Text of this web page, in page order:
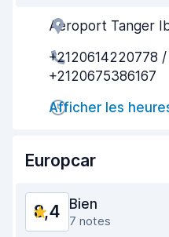
Agent serviable
Prise en charge rapide
État du véhicule
Aeroport Tanger
+2120614220778
+2120675386167
Afficher les
Europcar
8,4 Bien
7 notes